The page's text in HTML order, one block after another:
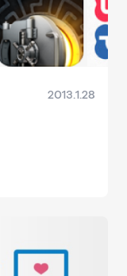
2013.1.28